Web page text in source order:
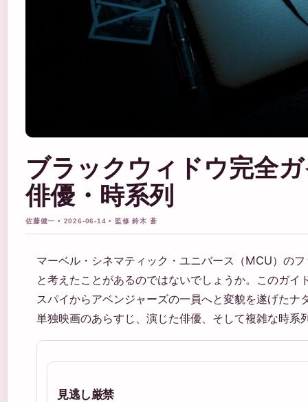
ブラックウィドウ完全
俳優・時系列
佐藤健一 • 2026-06-14 • 監修 鈴木 蒼
マーベル・シネマティック・ユニバース（MCU）の
と考えたことがあるのではないでしょうか。このガイ
スパイからアベンジャーズの一員へと変貌を遂げた
単独映画のあらすじ、演じた俳優、そして複雑な時
見逃し厳禁